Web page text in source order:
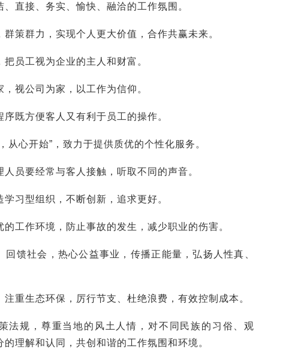
直接、务实、愉快、融洽的工作氛围。
策群力，实现个人更大价值，合作共赢未来。
员工视为企业的主人和财富。
视公司为家，以工作为信仰。
既方便客人又有利于员工的操作。
从心开始”，致力于提供质优的个性化服务。
员要经常与客人接触，听取不同的声音。
习型组织，不断创新，追求更好。
工作环境，防止事故的发生，减少职业的伤害。
回馈社会，热心公益事业，传播正能量，弘扬人性真、
重生态环保，厉行节支、杜绝浪费，有效控制成本。
法规，尊重当地的风土人情，对不同民族的习俗、观
理解和认同，共创和谐的工作氛围和环境。